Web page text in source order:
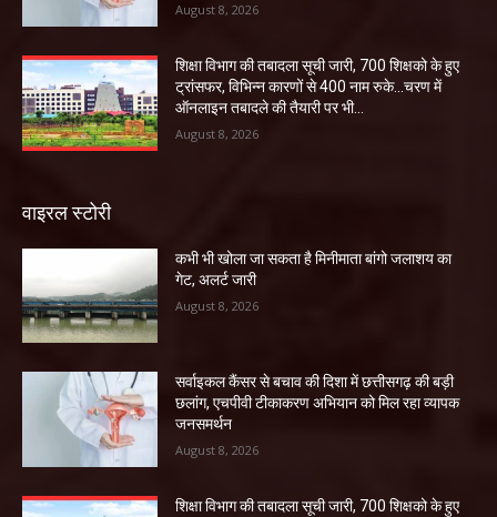
August 8, 2026
शिक्षा विभाग की तबादला सूची जारी, 700 शिक्षको के हुए
ट्रांसफर, विभिन्न कारणों से 400 नाम रुके…चरण में
ऑनलाइन तबादले की तैयारी पर भी...
August 8, 2026
वाइरल स्टोरी
कभी भी खोला जा सकता है मिनीमाता बांगो जलाशय का
गेट, अलर्ट जारी
August 8, 2026
सर्वाइकल कैंसर से बचाव की दिशा में छत्तीसगढ़ की बड़ी
छलांग, एचपीवी टीकाकरण अभियान को मिल रहा व्यापक
जनसमर्थन
August 8, 2026
शिक्षा विभाग की तबादला सूची जारी, 700 शिक्षको के हुए